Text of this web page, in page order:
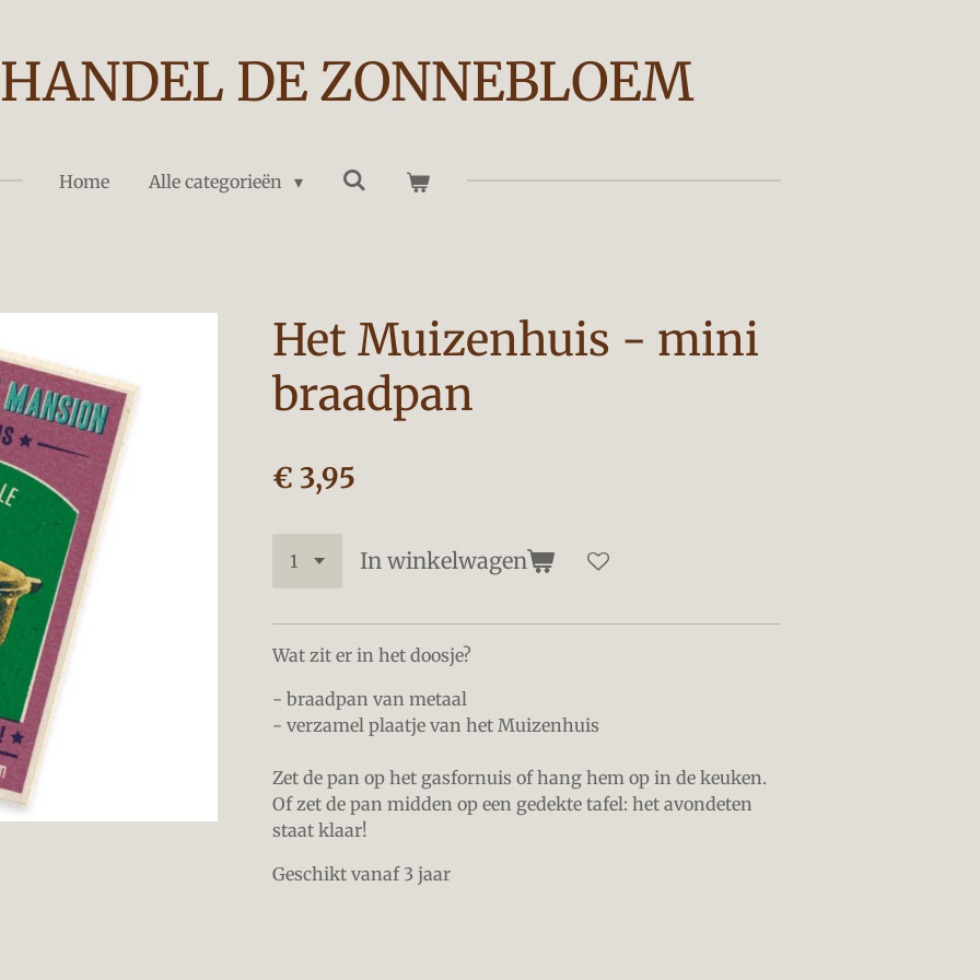
DE ZONNEBLOEM
Home Alle categorieën
Het Muizenhuis - mini
braadpan
€ 3,95
In winkelwagen
Wat zit er in het doosje?
- braadpan van metaal
- verzamel plaatje van het Muizenhuis
Zet de pan op het gasfornuis of hang hem op in de keuken.
Of zet de pan midden op een gedekte tafel: het avondeten
staat klaar!
Geschikt vanaf 3 jaar